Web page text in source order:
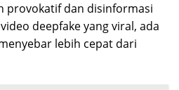
provokatif dan disinformasi
deepfake yang viral, ada
lebih cepat dari